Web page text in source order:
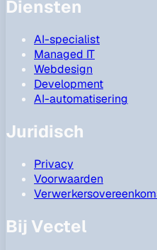
Diensten
AI-specialist
Managed IT
Webdesign
Development
AI-automatisering
Juridisch
Privacy
Voorwaarden
Bij Vectel